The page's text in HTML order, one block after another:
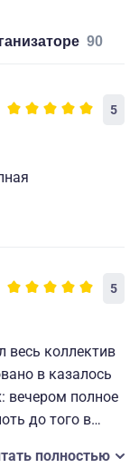
90
5
5
весь коллектив
в казалось
вечером полное
до того в
полностью